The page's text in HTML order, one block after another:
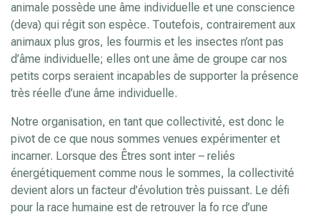
animale possède une âme individuelle et une conscience
(deva) qui régit son espèce. Toutefois, contrairement aux
animaux plus gros, les fourmis et les insectes n’ont pas
d’âme individuelle; elles ont une âme de groupe car nos
petits corps seraient incapables de supporter la présence
très réelle d’une âme individuelle.
Notre organisation, en tant que collectivité, est donc le
pivot de ce que nous sommes venues expérimenter et
incarner. Lorsque des Êtres sont inter – reliés
énergétiquement comme nous le sommes, la collectivité
devient alors un facteur d’évolution très puissant. Le défi
pour la race humaine est de retrouver la fo rce d’une